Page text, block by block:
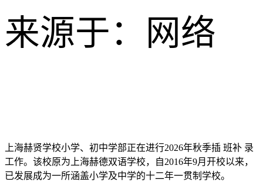
来源于：网络
上海赫贤学校小学、初中学部正在进行2026年秋季插 班补 录
工作。该校原为上海赫德双语学校，自2016年9月开校以来，
已发展成为一所涵盖小学及中学的十二年一贯制学校。